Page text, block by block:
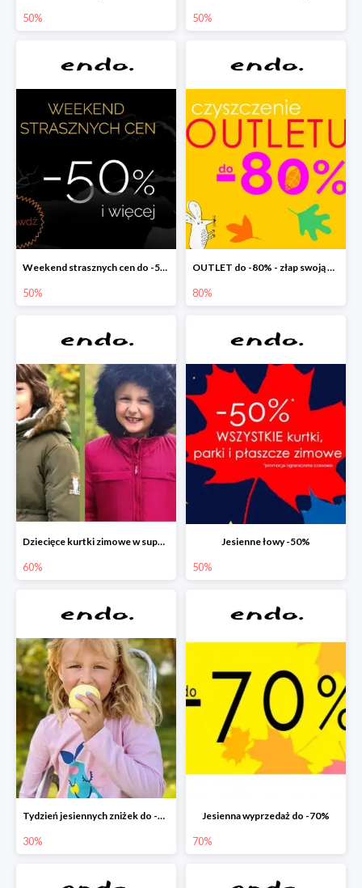
50% 50%
Weekend strasznych cen do -50%
50%
OUTLET do -80% - złap swoją okazję !
80%
Dziecięce kurtki zimowe w super cenach!
60%
Jesienne łowy -50%
50%
Tydzień jesiennych zniżek do -30%
30%
Jesienna wyprzedaż do -70%
70%